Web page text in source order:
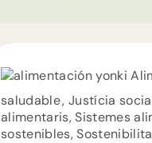
saludable , Justícia
alimentaris, Sistemes
sostenibles,